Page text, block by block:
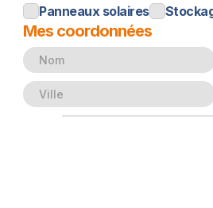
Panneaux solaires
Mes coordonnées